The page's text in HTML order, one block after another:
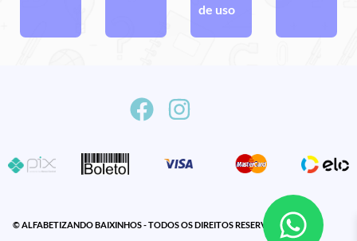
de uso
© ALFABETIZANDO BAIXINHOS - TODOS OS DIREITOS RESERVADOS